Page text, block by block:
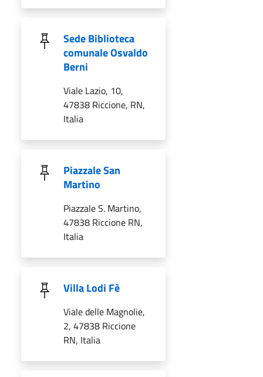
Sede Biblioteca
comunale Osvaldo
Berni
Viale Lazio, 10,
47838 Riccione, RN,
Italia
Piazzale San
Martino
Piazzale S. Martino,
47838 Riccione RN,
Italia
Villa Lodi Fè
Viale delle Magnolie,
2, 47838 Riccione
RN, Italia